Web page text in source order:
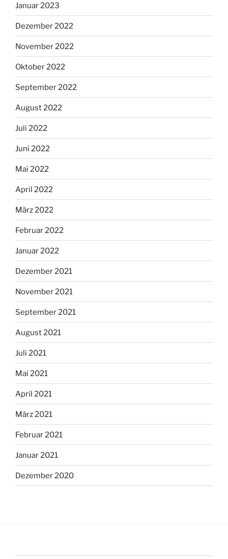
Januar 2023
Dezember 2022
November 2022
Oktober 2022
September 2022
August 2022
Juli 2022
Juni 2022
Mai 2022
April 2022
März 2022
Februar 2022
Januar 2022
Dezember 2021
November 2021
September 2021
August 2021
Juli 2021
Mai 2021
April 2021
März 2021
Februar 2021
Januar 2021
Dezember 2020